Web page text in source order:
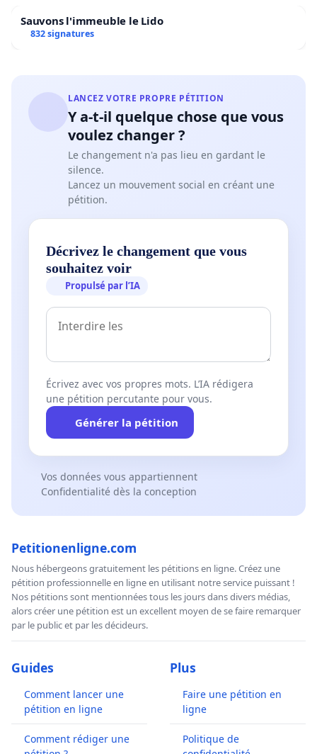
Sauvons l'immeuble le Lido
832 signatures
LANCEZ VOTRE PROPRE PÉTITION
Y a-t-il quelque chose que vous
voulez changer ?
Le changement n'a pas lieu en gardant le
silence.
Lancez un mouvement social en créant une
pétition.
Décrivez le changement que vous
souhaitez voir
Propulsé par l’IA
Écrivez avec vos propres mots. L’IA rédigera
une pétition percutante pour vous.
Générer la pétition
Vos données vous appartiennent
Confidentialité dès la conception
Petitionenligne.com
Nous hébergeons gratuitement les pétitions en ligne. Créez une
pétition professionnelle en ligne en utilisant notre service puissant !
Nos pétitions sont mentionnées tous les jours dans divers médias,
alors créer une pétition est un excellent moyen de se faire remarquer
par le public et par les décideurs.
Guides
Comment lancer une
pétition en ligne
Comment rédiger une
Plus
Faire une pétition en
ligne
Politique de